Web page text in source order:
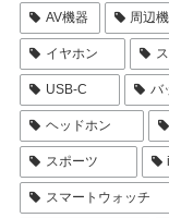
AV機器 周辺
イヤホン
USB-C バ
ヘッドホン
スポーツ
スマートウォッチ